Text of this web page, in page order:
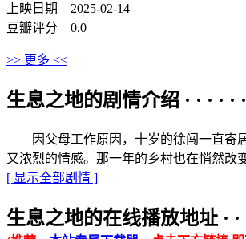
上映日期 2025-02-14
豆瓣评分 0.0
>> 更多 <<
生息之地的剧情介绍 · · · · · ·
因父母工作原因，十岁的徐闯一直寄居
又浓烈的情感。那一年的乡村也在悄然
[ 显示全部剧情 ]
生息之地的在线播放地址 · · ·